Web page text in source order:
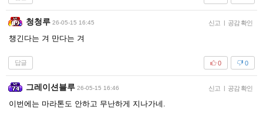
청청루 26-05-15 16:45 신고 | 공감 확인
챙긴다는 겨 만다는 겨
답글 0
0
그레이션블루 26-05-15 16:46 신고 | 공감 확인
이번에는 마라톤도 안하고 무난하게 지나가네.